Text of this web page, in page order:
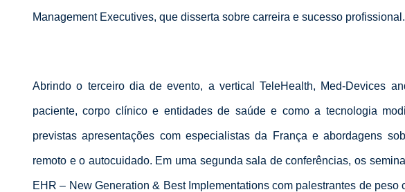
Management Executives, que disserta sobre carreira e sucesso profissional.
Abrindo o terceiro dia de evento, a vertical TeleHealth, Med-Devices
paciente, corpo clínico e entidades de saúde e como a tecnologia
previstas apresentações com especialistas da França e abordagens
remoto e o autocuidado. Em uma segunda sala de conferências, os
EHR – New Generation & Best Implementations com palestrantes de